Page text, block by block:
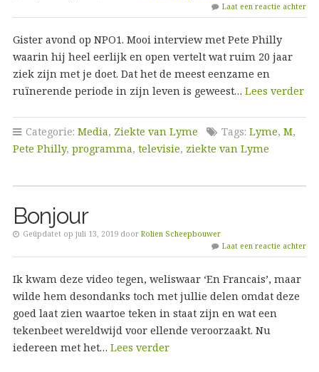
Laat een reactie achter
Gister avond op NPO1. Mooi interview met Pete Philly
waarin hij heel eerlijk en open vertelt wat ruim 20 jaar
ziek zijn met je doet. Dat het de meest eenzame en
ruïnerende periode in zijn leven is geweest… Lees verder
Categorie: Media, Ziekte van Lyme Tags: Lyme, M,
Pete Philly, programma, televisie, ziekte van Lyme
Bonjour
Geüpdatet op juli 13, 2019 door Rolien Scheepbouwer
Laat een reactie achter
Ik kwam deze video tegen, weliswaar ‘En Francais’, maar
wilde hem desondanks toch met jullie delen omdat deze
goed laat zien waartoe teken in staat zijn en wat een
tekenbeet wereldwijd voor ellende veroorzaakt. Nu
iedereen met het… Lees verder